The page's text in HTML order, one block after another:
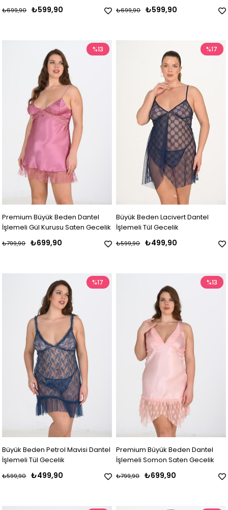
₺599,90
₺699,90 ₺599,90
₺699,90
Premium Büyük Beden Dantel
İşlemeli Gül Kurusu Saten Gecelik
₺699,90
₺799,90
%13
Büyük Beden Lacivert Dantel
İşlemeli Tül Gecelik
₺499,90
₺599,90
%17
Büyük Beden Petrol Mavisi Dantel
İşlemeli Tül Gecelik
₺499,90
₺599,90
%17
Premium Büyük Beden Dantel
İşlemeli Somon Saten Gecelik
₺699,90
₺799,90
%13